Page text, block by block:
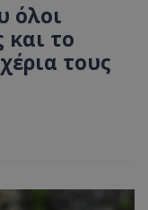
όλοι
και το
τους